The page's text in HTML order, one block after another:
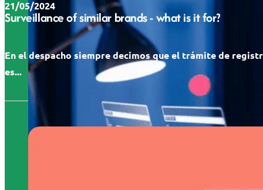
21/05/2024
Surveillance of similar brands - what is it for?
En el despacho siempre decimos que el trámite de
es...